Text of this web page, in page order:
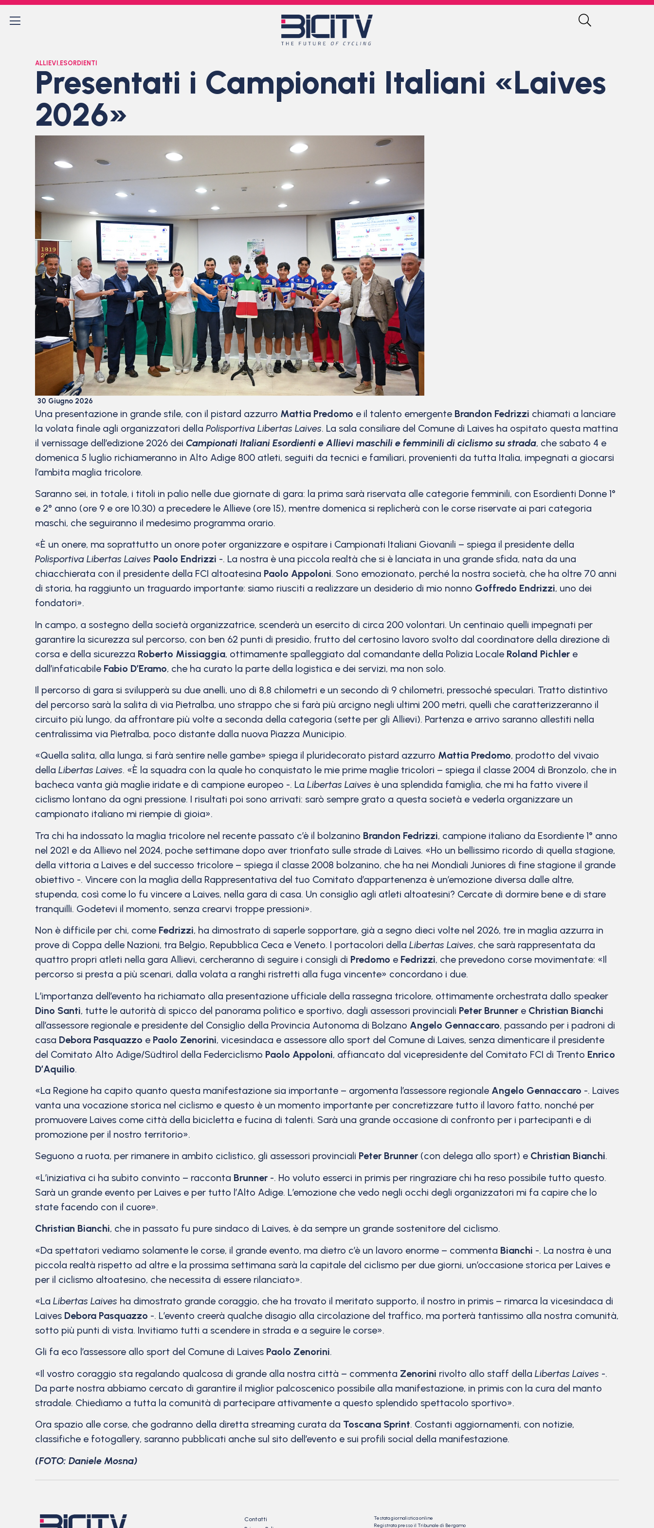
ALLIEVI , ESORDIENTI
Presentati i Campionati Italiani «Laives
2026»
30 Giugno 2026
Una presentazione in grande stile, con il pistard azzurro Mattia Predomo e il talento emergente Brandon Fedrizzi chiamati a lanciare
la volata finale agli organizzatori della Polisportiva Libertas Laives. La sala consiliare del Comune di Laives ha ospitato questa mattina
il vernissage dell’edizione 2026 dei Campionati Italiani Esordienti e Allievi maschili e femminili di ciclismo su strada, che sabato 4 e
domenica 5 luglio richiameranno in Alto Adige 800 atleti, seguiti da tecnici e familiari, provenienti da tutta Italia, impegnati a giocarsi
l’ambita maglia tricolore.
Saranno sei, in totale, i titoli in palio nelle due giornate di gara: la prima sarà riservata alle categorie femminili, con Esordienti Donne 1°
e 2° anno (ore 9 e ore 10.30) a precedere le Allieve (ore 15), mentre domenica si replicherà con le corse riservate ai pari categoria
maschi, che seguiranno il medesimo programma orario.
«È un onere, ma soprattutto un onore poter organizzare e ospitare i Campionati Italiani Giovanili – spiega il presidente della
Polisportiva Libertas Laives Paolo Endrizzi -. La nostra è una piccola realtà che si è lanciata in una grande sfida, nata da una
chiacchierata con il presidente della FCI altoatesina Paolo Appoloni. Sono emozionato, perché la nostra società, che ha oltre 70 anni
di storia, ha raggiunto un traguardo importante: siamo riusciti a realizzare un desiderio di mio nonno Goffredo Endrizzi, uno dei
fondatori».
In campo, a sostegno della società organizzatrice, scenderà un esercito di circa 200 volontari. Un centinaio quelli impegnati per
garantire la sicurezza sul percorso, con ben 62 punti di presidio, frutto del certosino lavoro svolto dal coordinatore della direzione di
corsa e della sicurezza Roberto Missiaggia, ottimamente spalleggiato dal comandante della Polizia Locale Roland Pichler e
dall’infaticabile Fabio D’Eramo, che ha curato la parte della logistica e dei servizi, ma non solo.
Il percorso di gara si svilupperà su due anelli, uno di 8,8 chilometri e un secondo di 9 chilometri, pressoché speculari. Tratto distintivo
del percorso sarà la salita di via Pietralba, uno strappo che si farà più arcigno negli ultimi 200 metri, quelli che caratterizzeranno il
circuito più lungo, da affrontare più volte a seconda della categoria (sette per gli Allievi). Partenza e arrivo saranno allestiti nella
centralissima via Pietralba, poco distante dalla nuova Piazza Municipio.
«Quella salita, alla lunga, si farà sentire nelle gambe» spiega il pluridecorato pistard azzurro Mattia Predomo, prodotto del vivaio
della Libertas Laives. «È la squadra con la quale ho conquistato le mie prime maglie tricolori – spiega il classe 2004 di Bronzolo, che in
bacheca vanta già maglie iridate e di campione europeo -. La Libertas Laives è una splendida famiglia, che mi ha fatto vivere il
ciclismo lontano da ogni pressione. I risultati poi sono arrivati: sarò sempre grato a questa società e vederla organizzare un
campionato italiano mi riempie di gioia».
Tra chi ha indossato la maglia tricolore nel recente passato c’è il bolzanino Brandon Fedrizzi, campione italiano da Esordiente 1° anno
nel 2021 e da Allievo nel 2024, poche settimane dopo aver trionfato sulle strade di Laives. «Ho un bellissimo ricordo di quella stagione,
della vittoria a Laives e del successo tricolore – spiega il classe 2008 bolzanino, che ha nei Mondiali Juniores di fine stagione il grande
obiettivo -. Vincere con la maglia della Rappresentativa del tuo Comitato d’appartenenza è un’emozione diversa dalle altre,
stupenda, così come lo fu vincere a Laives, nella gara di casa. Un consiglio agli atleti altoatesini? Cercate di dormire bene e di stare
tranquilli. Godetevi il momento, senza crearvi troppe pressioni».
Non è difficile per chi, come Fedrizzi, ha dimostrato di saperle sopportare, già a segno dieci volte nel 2026, tre in maglia azzurra in
prove di Coppa delle Nazioni, tra Belgio, Repubblica Ceca e Veneto. I portacolori della Libertas Laives, che sarà rappresentata da
quattro propri atleti nella gara Allievi, cercheranno di seguire i consigli di Predomo e Fedrizzi, che prevedono corse movimentate: «Il
percorso si presta a più scenari, dalla volata a ranghi ristretti alla fuga vincente» concordano i due.
L’importanza dell’evento ha richiamato alla presentazione ufficiale della rassegna tricolore, ottimamente orchestrata dallo speaker
Dino Santi, tutte le autorità di spicco del panorama politico e sportivo, dagli assessori provinciali Peter Brunner e Christian Bianchi
all’assessore regionale e presidente del Consiglio della Provincia Autonoma di Bolzano Angelo Gennaccaro, passando per i padroni di
casa Debora Pasquazzo e Paolo Zenorini, vicesindaca e assessore allo sport del Comune di Laives, senza dimenticare il presidente
del Comitato Alto Adige/Südtirol della Federciclismo Paolo Appoloni, affiancato dal vicepresidente del Comitato FCI di Trento Enrico
D’Aquilio.
«La Regione ha capito quanto questa manifestazione sia importante – argomenta l’assessore regionale Angelo Gennaccaro -. Laives
vanta una vocazione storica nel ciclismo e questo è un momento importante per concretizzare tutto il lavoro fatto, nonché per
promuovere Laives come città della bicicletta e fucina di talenti. Sarà una grande occasione di confronto per i partecipanti e di
promozione per il nostro territorio».
Seguono a ruota, per rimanere in ambito ciclistico, gli assessori provinciali Peter Brunner (con delega allo sport) e Christian Bianchi.
«L’iniziativa ci ha subito convinto – racconta Brunner -. Ho voluto esserci in primis per ringraziare chi ha reso possibile tutto questo.
Sarà un grande evento per Laives e per tutto l’Alto Adige. L’emozione che vedo negli occhi degli organizzatori mi fa capire che lo
state facendo con il cuore».
Christian Bianchi, che in passato fu pure sindaco di Laives, è da sempre un grande sostenitore del ciclismo.
«Da spettatori vediamo solamente le corse, il grande evento, ma dietro c’è un lavoro enorme – commenta Bianchi -. La nostra è una
piccola realtà rispetto ad altre e la prossima settimana sarà la capitale del ciclismo per due giorni, un’occasione storica per Laives e
per il ciclismo altoatesino, che necessita di essere rilanciato».
«La Libertas Laives ha dimostrato grande coraggio, che ha trovato il meritato supporto, il nostro in primis – rimarca la vicesindaca di
Laives Debora Pasquazzo -. L’evento creerà qualche disagio alla circolazione del traffico, ma porterà tantissimo alla nostra comunità,
sotto più punti di vista. Invitiamo tutti a scendere in strada e a seguire le corse».
Gli fa eco l’assessore allo sport del Comune di Laives Paolo Zenorini.
«Il vostro coraggio sta regalando qualcosa di grande alla nostra città – commenta Zenorini rivolto allo staff della Libertas Laives -.
Da parte nostra abbiamo cercato di garantire il miglior palcoscenico possibile alla manifestazione, in primis con la cura del manto
stradale. Chiediamo a tutta la comunità di partecipare attivamente a questo splendido spettacolo sportivo».
Ora spazio alle corse, che godranno della diretta streaming curata da Toscana Sprint. Costanti aggiornamenti, con notizie,
classifiche e fotogallery, saranno pubblicati anche sul sito dell’evento e sui profili social della manifestazione.
(FOTO: Daniele Mosna)
Contatti
Testata giornalistica online
Registrata presso il Tribunale di Bergamo